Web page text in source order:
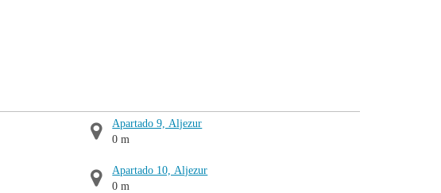
Apartado 9, Aljezur
0 m
Apartado 10, Aljezur
0 m